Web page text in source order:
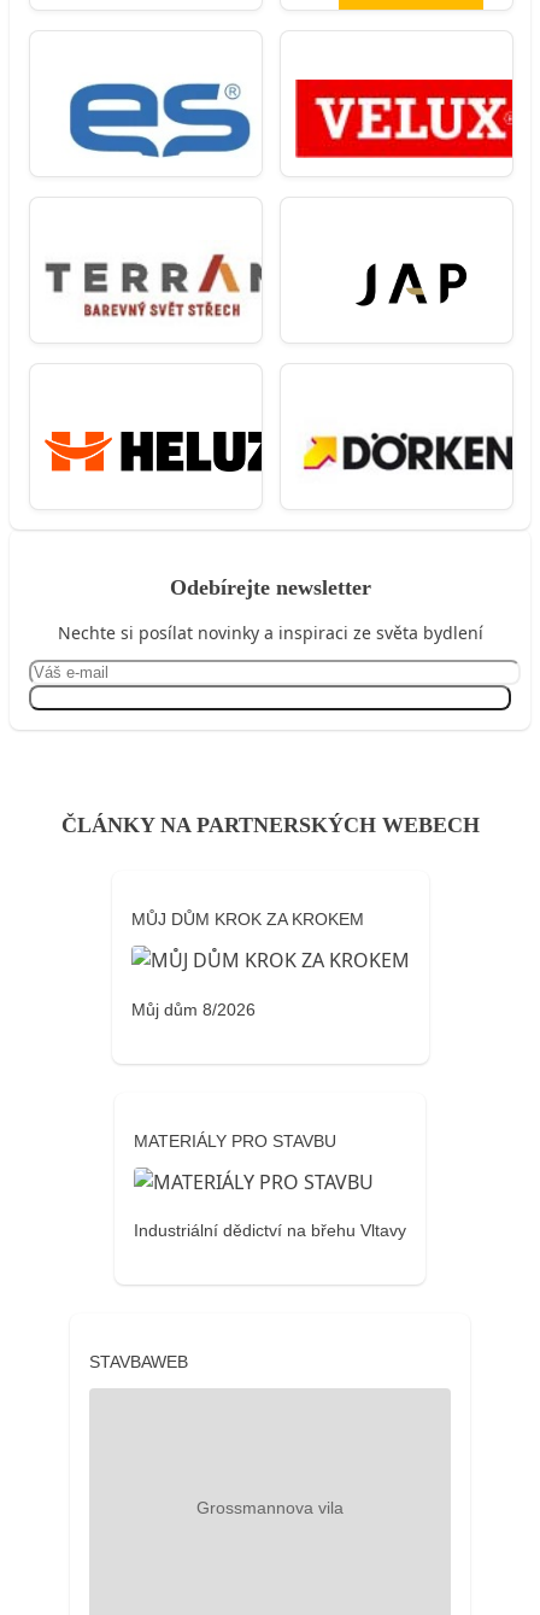
Odebírejte newsletter
Nechte si posílat novinky a inspiraci ze světa bydlení
ČLÁNKY NA PARTNERSKÝCH WEBECH
MŮJ DŮM KROK ZA KROKEM
Můj dům 8/2026
MATERIÁLY PRO STAVBU
Industriální dědictví na břehu Vltavy
STAVBAWEB